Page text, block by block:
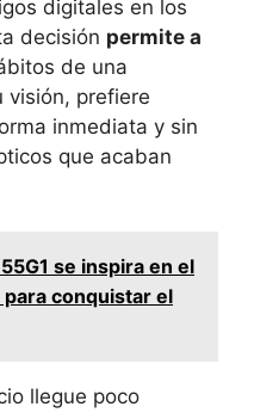
digitales en los
decisión permite a
de una
visión, prefiere
inmediata y sin
que acaban
se inspira en el
conquistar el
llegue poco